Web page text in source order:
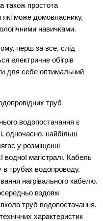
також простота
може домовласнику,
навичками.
тому, перш за все, слід
електричне обігрів
для себе оптимальний
труб
водопостачання є
одночасно, найбільш
у розміщенні
водної магістралі. Кабель
в трубах водопроводу.
нагрівального кабелю.
вздовж
труб водопостачання.
характеристик